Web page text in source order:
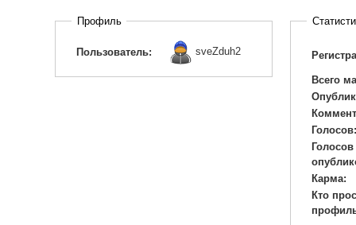
Профиль
Пользователь: sveZduh2
Всего
Голосов
Карма:
Кто